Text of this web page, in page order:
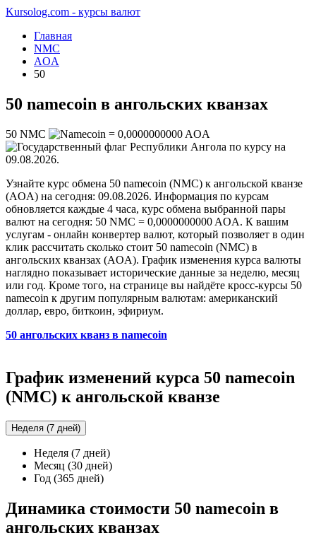
Kursolog.com - курсы валют
Главная
NMC
AOA
50
50 namecoin в ангольских кванзах
50 NMC = 0,0000000000 AOA
по курсу на
09.08.2026.
Узнайте курс обмена 50 namecoin (NMC) к ангольской кванзе
(AOA) на сегодня: 09.08.2026. Информация по курсам
обновляется каждые 4 часа, курс обмена выбранной пары
валют на сегодня: 50 NMC = 0,0000000000 AOA. К вашим
услугам - онлайн конвертер валют, который позволяет в один
клик рассчитать сколько стоит 50 namecoin (NMC) в
ангольских кванзах (AOA). График изменения курса валюты
наглядно показывает исторические данные за неделю, месяц
или год. Кроме того, на странице вы найдёте кросс-курсы 50
namecoin к другим популярным валютам: американский
доллар, евро, биткоин, эфириум.
50 ангольских кванз в namecoin
График изменений курса 50 namecoin
(NMC) к ангольской кванзе
Неделя (7 дней)
Неделя (7 дней)
Месяц (30 дней)
Год (365 дней)
Динамика стоимости 50 namecoin в
ангольских кванзах